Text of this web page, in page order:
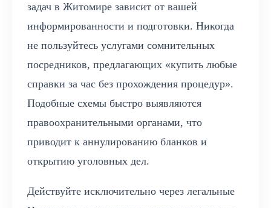
задач в Житомире зависит от вашей
информированности и подготовки. Никогда
не пользуйтесь услугами сомнительных
посредников, предлагающих «купить любые
справки за час без прохождения процедур».
Подобные схемы быстро выявляются
правоохранительными органами, что
приводит к аннулированию бланков и
открытию уголовных дел.
Действуйте исключительно через легальные